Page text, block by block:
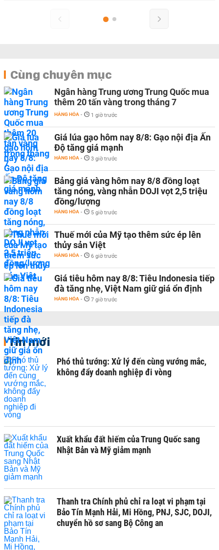
Cùng chuyên mục
Ngân hàng Trung ương Trung Quốc mua
thêm 20 tấn vàng trong tháng 7
HÀNG HÓA - 1 giờ trước
Giá lúa gạo hôm nay 8/8: Gạo nội địa Ấn
Độ tăng giá mạnh
HÀNG HÓA - 3 giờ trước
Bảng giá vàng hôm nay 8/8 đồng loạt
tăng nóng, vàng nhẫn DOJI vọt 2,5 triệu
đồng/lượng
HÀNG HÓA - 5 giờ trước
Thuế mới của Mỹ tạo thêm sức ép lên
thủy sản Việt
HÀNG HÓA - 6 giờ trước
Giá tiêu hôm nay 8/8: Tiêu Indonesia tiếp
đà tăng nhẹ, Việt Nam giữ giá ổn định
HÀNG HÓA - 7 giờ trước
Tin mới
Phó thủ tướng: Xử lý đến cùng vướng mắc,
không đẩy doanh nghiệp đi vòng
Xuất khẩu đất hiếm của Trung Quốc sang
Nhật Bản và Mỹ giảm mạnh
Thanh tra Chính phủ chỉ ra loạt vi phạm tại
Bảo Tín Mạnh Hải, Mi Hồng, PNJ, SJC, DOJI,
chuyển hồ sơ sang Bộ Công an